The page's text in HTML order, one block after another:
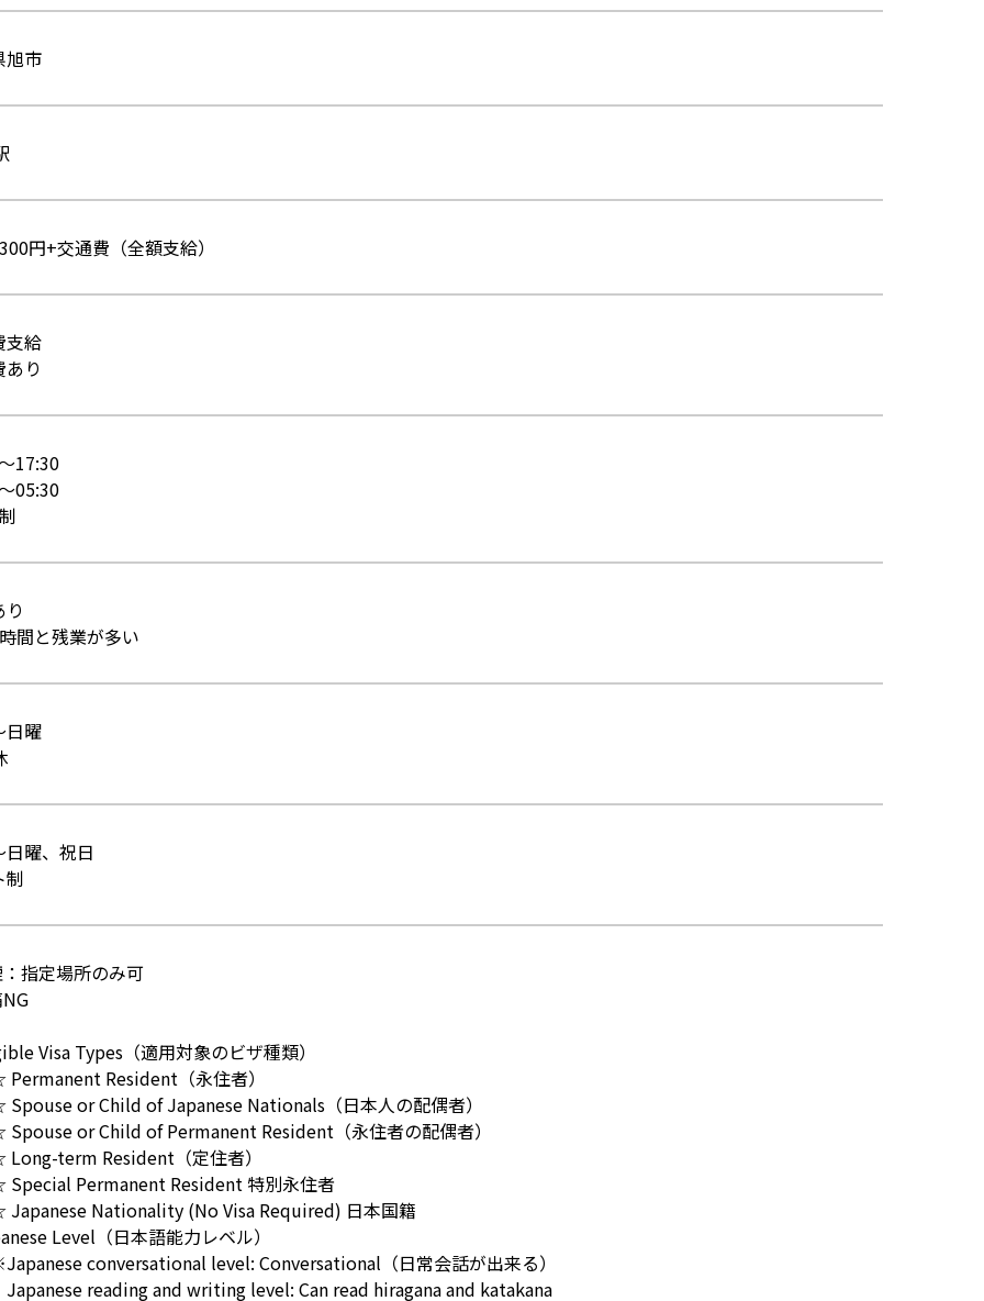
旭市
円+交通費（全額支給）
支給
り
17:30
05:30
間と残業が多い
日曜
日曜、祝日
制
指定場所のみ可
Visa Types（適用対象のビザ種類）
Resident（永住者）
or Child of Japanese Nationals（日本人の配偶者）
or Child of Permanent Resident（永住者の配偶者）
term Resident（定住者）
Permanent Resident 特別永住者
Nationality (No Visa Required) 日本国籍
Level（日本語能力レベル）
conversational level: Conversational（日常会話が出来る）
reading and writing level: Can read hiragana and katakana